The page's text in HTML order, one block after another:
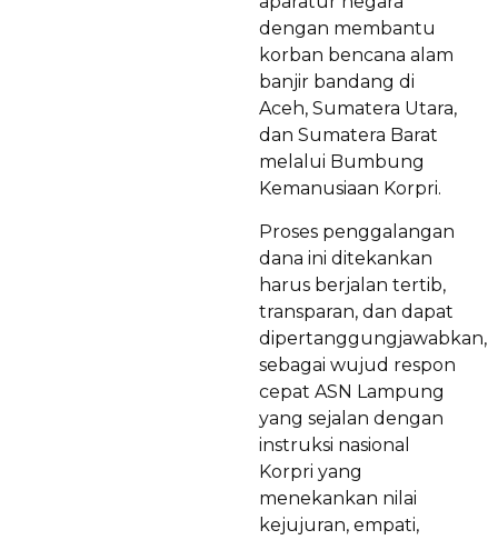
dengan membantu
korban bencana alam
banjir bandang di
Aceh, Sumatera Utara,
dan Sumatera Barat
melalui Bumbung
Kemanusiaan Korpri.
Proses penggalangan
dana ini ditekankan
harus berjalan tertib,
transparan, dan dapat
dipertanggungjawabkan,
sebagai wujud respon
cepat ASN Lampung
yang sejalan dengan
instruksi nasional
Korpri yang
menekankan nilai
kejujuran, empati,